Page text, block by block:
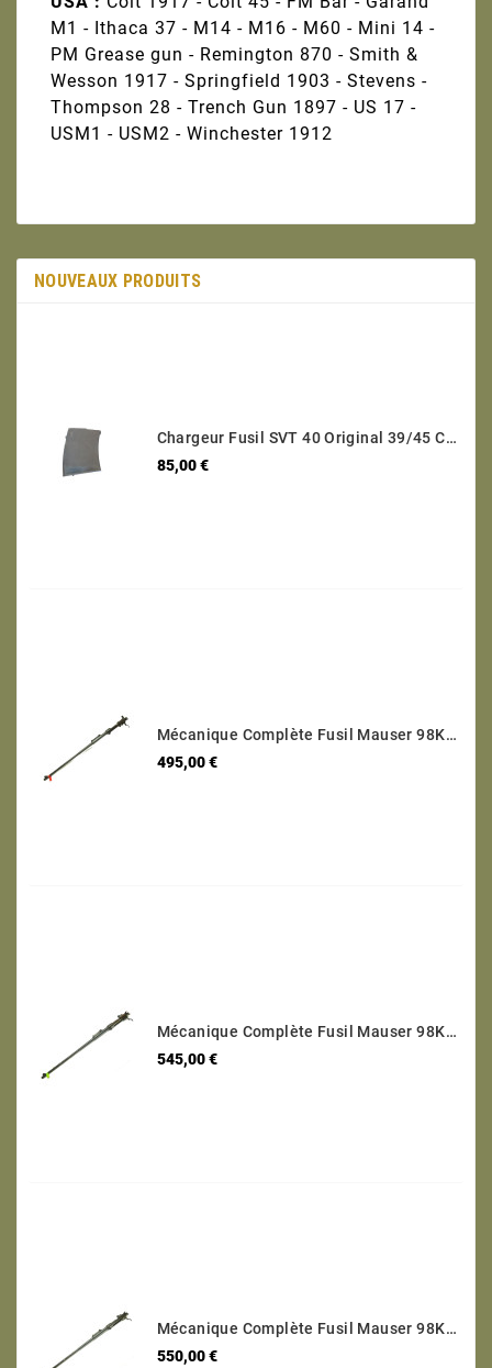
M1 - Ithaca 37 - M14 - M16 - M60 - Mini 14 -
PM Grease gun - Remington 870 - Smith &
Wesson 1917 - Springfield 1903 - Stevens -
Thompson 28 - Trench Gun 1897 - US 17 -
USM1 - USM2 - Winchester 1912
NOUVEAUX PRODUITS
Chargeur Fusil SVT 40 Original 39/45 Catégorie C Etat Neuf
85,00 €Prix
Mécanique Complète Fusil Mauser 98K Code 147 1938 Calibre 8 X 57 Numéro 9812
495,00 €Prix
Mécanique Complète Fusil Mauser 98K Code 243 - 1940 Calibre 8 X 57 Numéro 2406
545,00 €Prix
Mécanique Complète Fusil Mauser 98K Code 42 1940 Calibre 8 X 57 Numéro 9777
550,00 €Prix